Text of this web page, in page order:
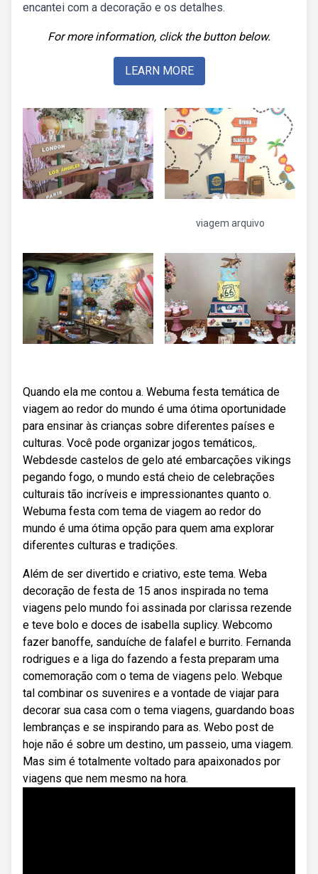
encantei com a decoração e os detalhes.
For more information, click the button below.
LEARN MORE
viagem arquivo
Quando ela me contou a. Webuma festa temática de
viagem ao redor do mundo é uma ótima oportunidade
para ensinar às crianças sobre diferentes países e
culturas. Você pode organizar jogos temáticos,.
Webdesde castelos de gelo até embarcações vikings
pegando fogo, o mundo está cheio de celebrações
culturais tão incríveis e impressionantes quanto o.
Webuma festa com tema de viagem ao redor do
mundo é uma ótima opção para quem ama explorar
diferentes culturas e tradições.
Além de ser divertido e criativo, este tema. Weba
decoração de festa de 15 anos inspirada no tema
viagens pelo mundo foi assinada por clarissa rezende
e teve bolo e doces de isabella suplicy. Webcomo
fazer banoffe, sanduíche de falafel e burrito. Fernanda
rodrigues e a liga do fazendo a festa preparam uma
comemoração com o tema de viagens pelo. Webque
tal combinar os suvenires e a vontade de viajar para
decorar sua casa com o tema viagens, guardando boas
lembranças e se inspirando para as. Webo post de
hoje não é sobre um destino, um passeio, uma viagem.
Mas sim é totalmente voltado para apaixonados por
viagens que nem mesmo na hora.